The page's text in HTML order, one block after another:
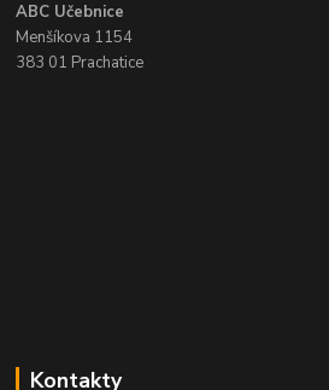
ABC Učebnice
Menšíkova 1154
383 01 Prachatice
Kontakty